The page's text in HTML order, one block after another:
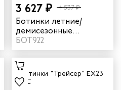
3 627 ₽ 4 537 ₽
Ботинки летние/
демисезонные
"Трейсер" CX20 цвет
серый
БОТ922